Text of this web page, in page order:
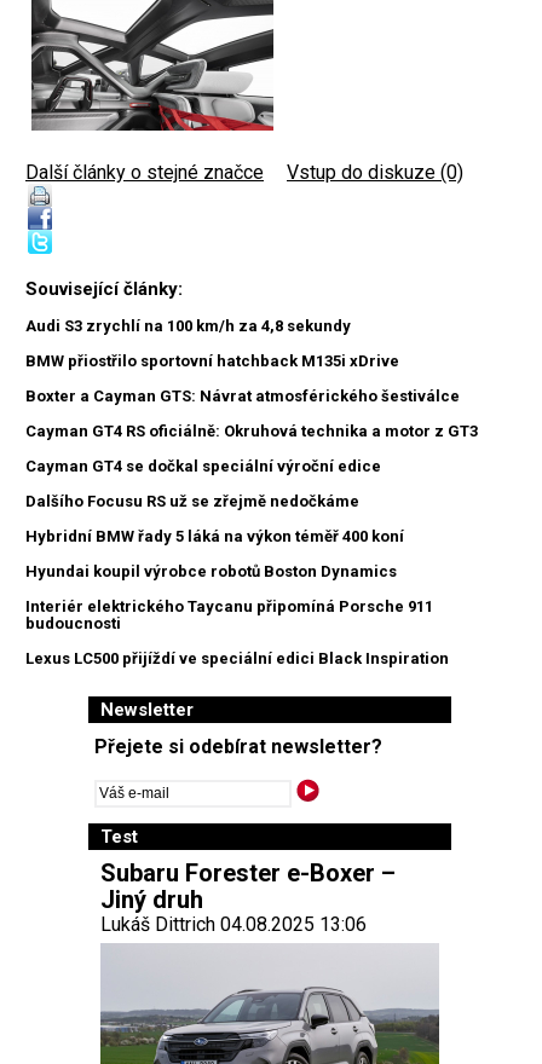
Další články o stejné značce Vstup do diskuze (0)
Související články:
Audi S3 zrychlí na 100 km/h za 4,8 sekundy
BMW přiostřilo sportovní hatchback M135i xDrive
Boxter a Cayman GTS: Návrat atmosférického šestiválce
Cayman GT4 RS oficiálně: Okruhová technika a motor z GT3
Cayman GT4 se dočkal speciální výroční edice
Dalšího Focusu RS už se zřejmě nedočkáme
Hybridní BMW řady 5 láká na výkon téměř 400 koní
Hyundai koupil výrobce robotů Boston Dynamics
Interiér elektrického Taycanu připomíná Porsche 911
budoucnosti
Lexus LC500 přijíždí ve speciální edici Black Inspiration
Newsletter
Přejete si odebírat newsletter?
Test
Subaru Forester e-Boxer –
Jiný druh
Lukáš Dittrich 04.08.2025 13:06